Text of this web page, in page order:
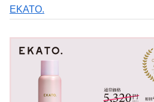
EKATO.